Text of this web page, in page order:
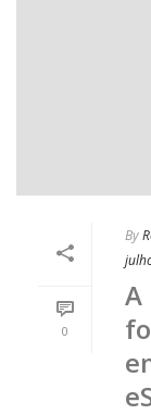
0
By
A